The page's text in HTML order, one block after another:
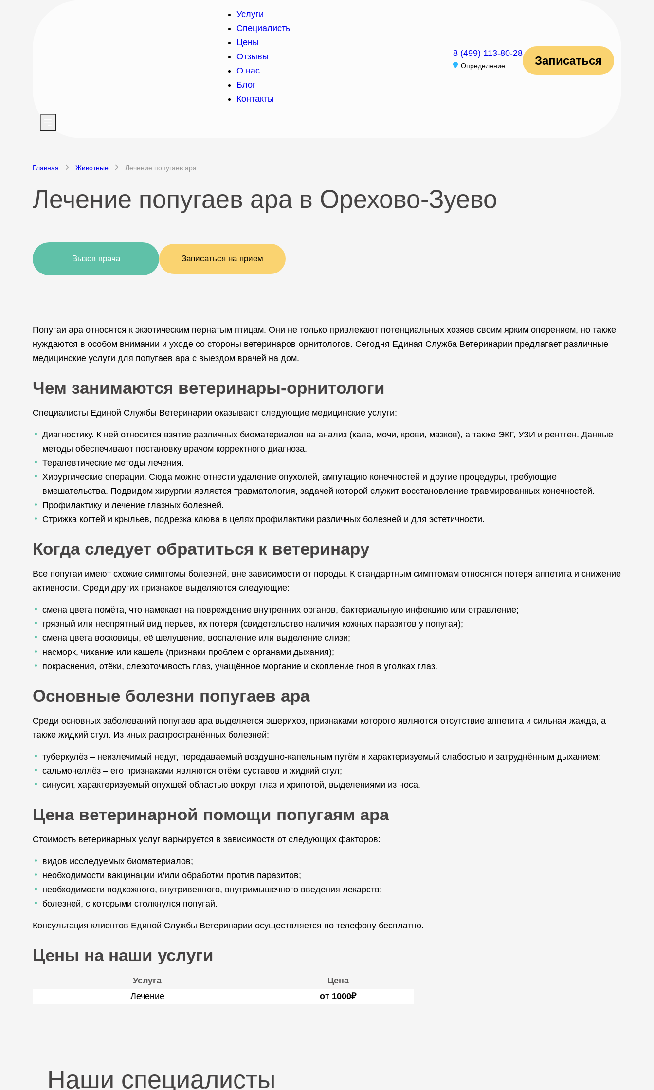
Услуги
Специалисты
Цены
Отзывы
О нас
Блог
Контакты
8 (499) 113-80-28
Определение... Записаться
Главная Животные Лечение попугаев ара
Лечение попугаев ара в Орехово-Зуево
Вызов врача Записаться на прием
Попугаи ара относятся к экзотическим пернатым птицам. Они не только привлекают потенциальных хозяев своим ярким оперением, но также
нуждаются в особом внимании и уходе со стороны ветеринаров-орнитологов. Сегодня Единая Служба Ветеринарии предлагает различные
медицинские услуги для попугаев ара с выездом врачей на дом.
Чем занимаются ветеринары-орнитологи
Специалисты Единой Службы Ветеринарии оказывают следующие медицинские услуги:
Диагностику. К ней относится взятие различных биоматериалов на анализ (кала, мочи, крови, мазков), а также ЭКГ, УЗИ и рентген. Данные
методы обеспечивают постановку врачом корректного диагноза.
Терапевтические методы лечения.
Хирургические операции. Сюда можно отнести удаление опухолей, ампутацию конечностей и другие процедуры, требующие
вмешательства. Подвидом хирургии является травматология, задачей которой служит восстановление травмированных конечностей.
Профилактику и лечение глазных болезней.
Стрижка когтей и крыльев, подрезка клюва в целях профилактики различных болезней и для эстетичности.
Когда следует обратиться к ветеринару
Все попугаи имеют схожие симптомы болезней, вне зависимости от породы. К стандартным симптомам относятся потеря аппетита и снижение
активности. Среди других признаков выделяются следующие:
смена цвета помёта, что намекает на повреждение внутренних органов, бактериальную инфекцию или отравление;
грязный или неопрятный вид перьев, их потеря (свидетельство наличия кожных паразитов у попугая);
смена цвета восковицы, её шелушение, воспаление или выделение слизи;
насморк, чихание или кашель (признаки проблем с органами дыхания);
покраснения, отёки, слезоточивость глаз, учащённое моргание и скопление гноя в уголках глаз.
Основные болезни попугаев ара
Среди основных заболеваний попугаев ара выделяется эшерихоз, признаками которого являются отсутствие аппетита и сильная жажда, а
также жидкий стул. Из иных распространённых болезней:
туберкулёз – неизлечимый недуг, передаваемый воздушно-капельным путём и характеризуемый слабостью и затруднённым дыханием;
сальмонеллёз – его признаками являются отёки суставов и жидкий стул;
синусит, характеризуемый опухшей областью вокруг глаз и хрипотой, выделениями из носа.
Цена ветеринарной помощи попугаям ара
Стоимость ветеринарных услуг варьируется в зависимости от следующих факторов:
видов исследуемых биоматериалов;
необходимости вакцинации и/или обработки против паразитов;
необходимости подкожного, внутривенного, внутримышечного введения лекарств;
болезней, с которыми столкнулся попугай.
Консультация клиентов Единой Службы Ветеринарии осуществляется по телефону бесплатно.
Цены на наши услуги
Услуга
Цена
Лечение
от 1000₽
Наши специалисты